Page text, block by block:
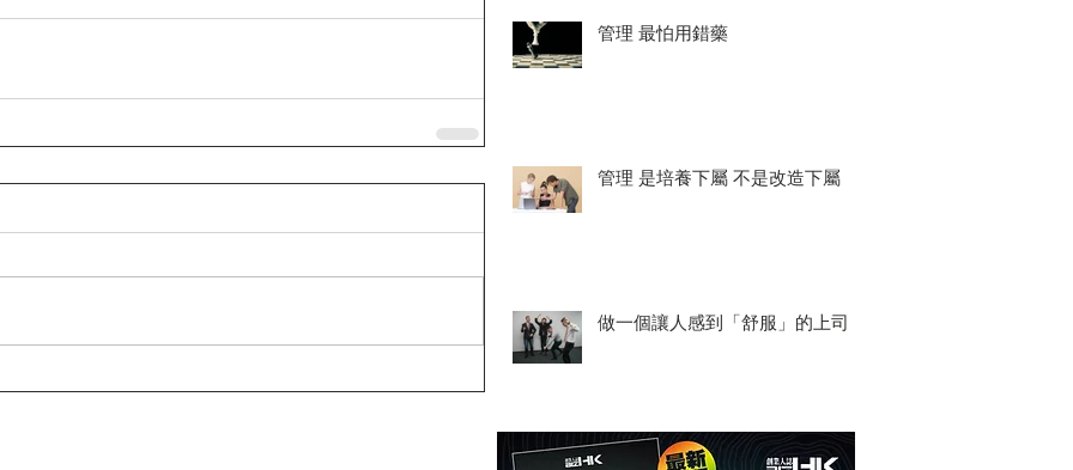
管理 最怕用錯藥
管理 是培養下屬 不是改造下屬
做一個讓人感到「舒服」的上司